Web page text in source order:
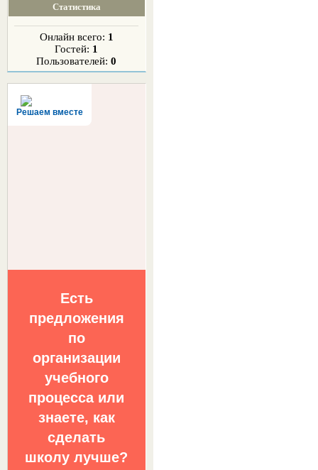
Статистика
Онлайн всего: 1
Гостей: 1
Пользователей:0
Решаем вместе
Есть
предложения
по
организации
учебного
процесса или
знаете, как
сделать
школу лучше?